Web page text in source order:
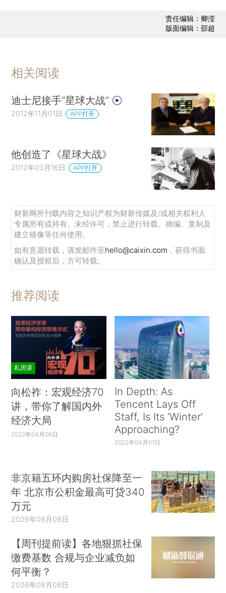
责任编辑：卿滢
版面编辑：邵超
相关阅读
迪士尼接手“星球大战”
2012年11月01日 APP打开
他创造了《星球大战》
2012年03月16日 APP打开
财新网所刊载内容之知识产权为财新传媒及/或相关权利人
专属所有或持有。未经许可，禁止进行转载、摘编、复制及
建立镜像等任何使用。
如有意愿转载，请发邮件至hello@caixin.com ，获得书面
确认及授权后，方可转载。
推荐阅读
私房课
向松祚：宏观经济70
讲，带你了解国内外
经济大局
2022年04月06日
In Depth: As
Tencent Lays Off
Staff, Is Its ‘Winter’
Approaching?
2022年04月01日
非京籍五环内购房社保降至一
年 北京市公积金最高可贷340
万元
2026年08月08日
【周刊提前读】各地狠抓社保
缴费基数 合规与企业减负如
何平衡？
2026年08月08日